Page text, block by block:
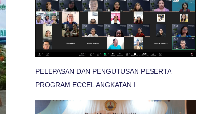
PELEPASAN DAN PENGUTUSAN PESERTA
PROGRAM ECCEL ANGKATAN I